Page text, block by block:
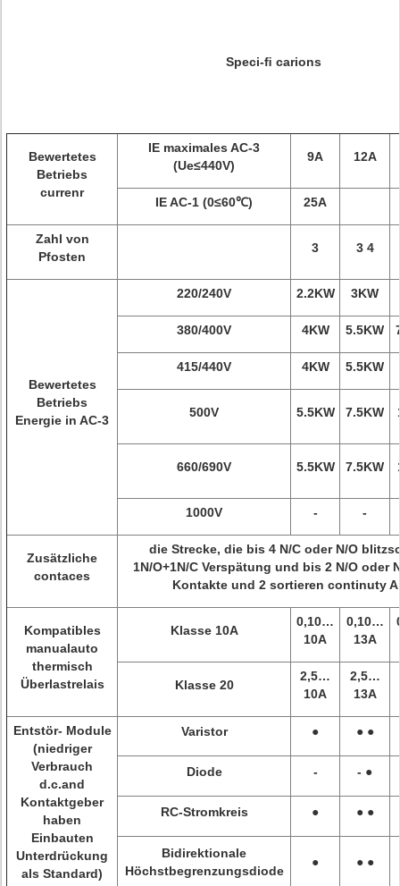
Speci-ﬁ carions
Bewertetes
Betriebs
currenr
IE maximales AC-3
(Ue≤440V)
9A 12A
IE AC-1 (0≤60℃) 25A
Zahl von
Pfosten
3 3 4
Bewertetes
Betriebs
Energie in AC-3
220/240V 2.2KW 3KW
380/400V 4KW 5.5KW
415/440V 4KW 5.5KW
500V 5.5KW 7.5KW
660/690V 5.5KW 7.5KW
1000V - -
Zusätzliche
contaces
die Strecke, die bis 4 N/C oder N/O
1N/O+1N/C Verspätung und bis 2 N/O oder
Kontakte und 2 sortieren continuty
Kompatibles
manualauto
thermisch
Überlastrelais
Klasse 10A
0,10…
10A
0,10…
13A
Klasse 20
2,5…
10A
2,5…
13A
Entstör- Module
(niedriger
Verbrauch
d.c.and
Kontaktgeber
haben
Einbauten
Unterdrückung
als Standard)
Varistor ● ● ●
Diode - - ●
RC-Stromkreis ● ● ●
Bidirektionale
Höchstbegrenzungsdiode
● ● ●